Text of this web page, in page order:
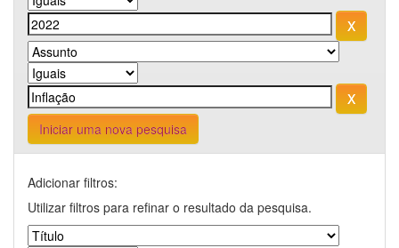
Iniciar uma nova pesquisa
Adicionar filtros:
Utilizar filtros para refinar o resultado da pesquisa.